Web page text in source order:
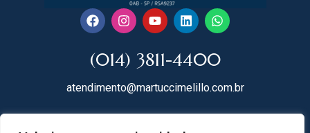
(014) 3811-4400
atendimento@martuccimelillo.com.br